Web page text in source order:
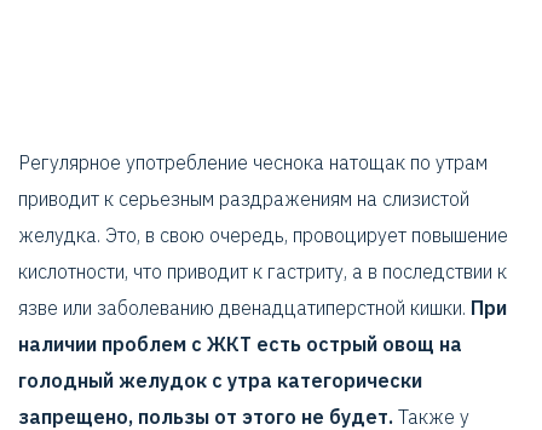
Регулярное употребление чеснока натощак по утрам
приводит к серьезным раздражениям на слизистой
желудка. Это, в свою очередь, провоцирует повышение
кислотности, что приводит к гастриту, а в последствии к
язве или заболеванию двенадцатиперстной кишки. При
наличии проблем с ЖКТ есть острый овощ на
голодный желудок с утра категорически
запрещено, пользы от этого не будет. Также у